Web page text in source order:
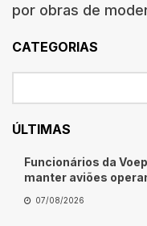
por obras de
CATEGORIAS
ÚLTIMAS
Funcionários da
manter aviões
07/08/2026